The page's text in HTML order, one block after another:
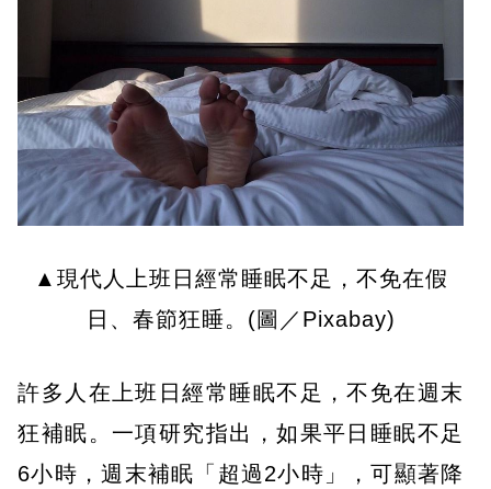
▲現代人上班日經常睡眠不足，不免在假
日、春節狂睡。(圖／Pixabay)
許多人在上班日經常睡眠不足，不免在週末
狂補眠。一項研究指出，如果平日睡眠不足
6小時，週末補眠「超過2小時」，可顯著降